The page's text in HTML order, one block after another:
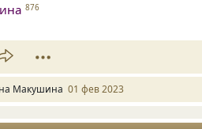
876
Макушина 01 фев 2023